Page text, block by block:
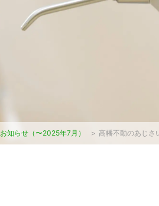
お知らせ（〜2025年7月） > 高幡不動のあじさ